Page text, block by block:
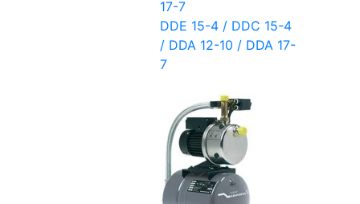
DDE 15-4 / DDC 15-4
/ DDA 12-10 / DDA 17-
7